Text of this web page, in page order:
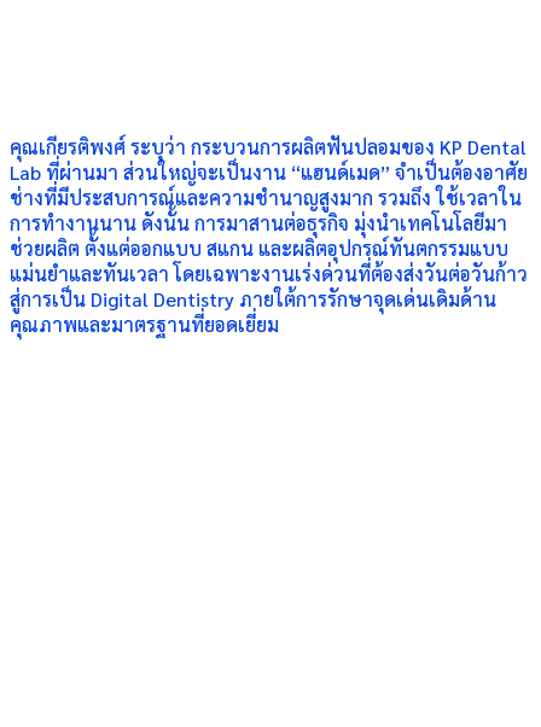
คุณเกียรติพงศ์ ระบุว่า กระบวนการผลิตฟันปลอมของ KP Dental
Lab ที่ผ่านมา ส่วนใหญ่จะเป็นงาน “แฮนด์เมด” จำเป็นต้องอาศัย
ช่างที่มีประสบการณ์และความชำนาญสูงมาก รวมถึง ใช้เวลาใน
การทำงานนาน ดังนั้น การมาสานต่อธุรกิจ มุ่งนำเทคโนโลยีมา
ช่วยผลิต ตั้งแต่ออกแบบ สแกน และผลิตอุปกรณ์ทันตกรรมแบบ
แม่นยำและทันเวลา โดยเฉพาะงานเร่งด่วนที่ต้องส่งวันต่อวันก้าว
สู่การเป็น Digital Dentistry ภายใต้การรักษาจุดเด่นเดิมด้าน
คุณภาพและมาตรฐานที่ยอดเยี่ยม